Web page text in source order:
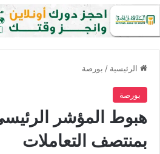
الرئيسية / بورصة
بورصة
هبوط المؤشر
بمنتصف التعاملات